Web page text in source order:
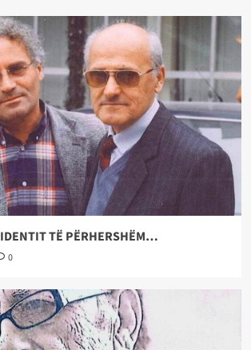
TË PËRHERSHËM…
0